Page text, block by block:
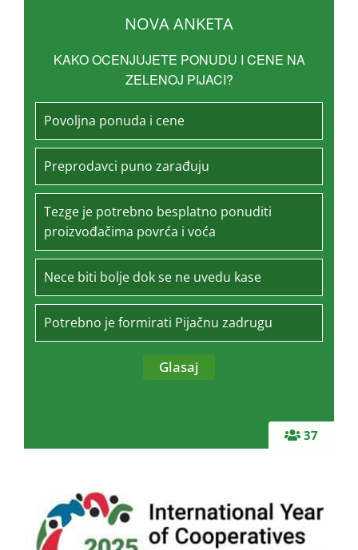
37
NOVA ANKETA
KAKO OCENJUJETE PONUDU I CENE NA
ZELENOJ PIJACI?
Povoljna ponuda i cene
Preprodavci puno zarađuju
Tezge je potrebno besplatno ponuditi
proizvođačima povrća i voća
Nece biti bolje dok se ne uvedu kase
Potrebno je formirati Pijačnu zadrugu